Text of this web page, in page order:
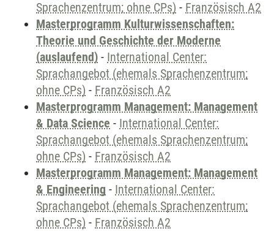
Sprachenzentrum; ohne CPs) - Französisch A2
Masterprogramm Kulturwissenschaften:
Theorie und Geschichte der Moderne
(auslaufend) - International Center:
Sprachangebot (ehemals Sprachenzentrum;
ohne CPs) - Französisch A2
Masterprogramm Management: Management
& Data Science - International Center:
Sprachangebot (ehemals Sprachenzentrum;
ohne CPs) - Französisch A2
Masterprogramm Management: Management
& Engineering - International Center:
Sprachangebot (ehemals Sprachenzentrum;
ohne CPs) - Französisch A2